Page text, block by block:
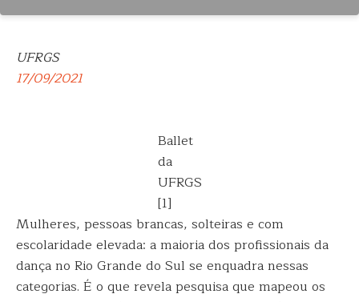
UFRGS
17/09/2021
Ballet
da
UFRGS
[1]
Mulheres, pessoas brancas, solteiras e com
escolaridade elevada: a maioria dos profissionais da
dança no Rio Grande do Sul se enquadra nessas
categorias. É o que revela pesquisa que mapeou os